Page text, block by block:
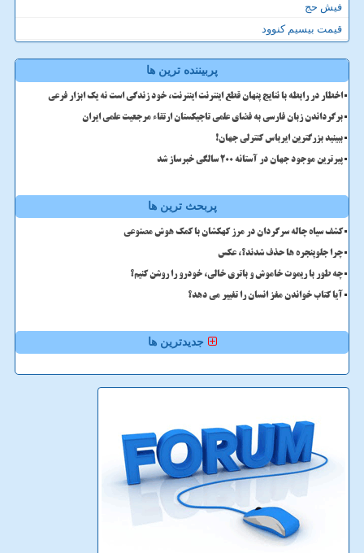
فیش حج
قیمت بیسیم کنوود
پربیننده ترین ها
اخطار در رابطه با نتایج پنهان قطع اینترنت اینترنت، خود زندگی است نه یک ابزار فرعی
برگرداندن زبان فارسی به فضای علمی تاجیکستان ارتقاء مرجعیت علمی ایران
ببینید بزرگترین ایرباس کنترلی جهان!
پیرترین موجود جهان در آستانه ۲۰۰ سالگی خبرساز شد
پربحث ترین ها
کشف سیاه چاله سرگردان در مرز کهکشان با کمک هوش مصنوعی
چرا جلوپنجره ها حذف شدند؟، عکس
چه طور با ریموت خاموش و باتری خالی، خودرو را روشن کنیم؟
آیا کتاب خواندن مغز انسان را تغییر می دهد؟
جدیدترین ها